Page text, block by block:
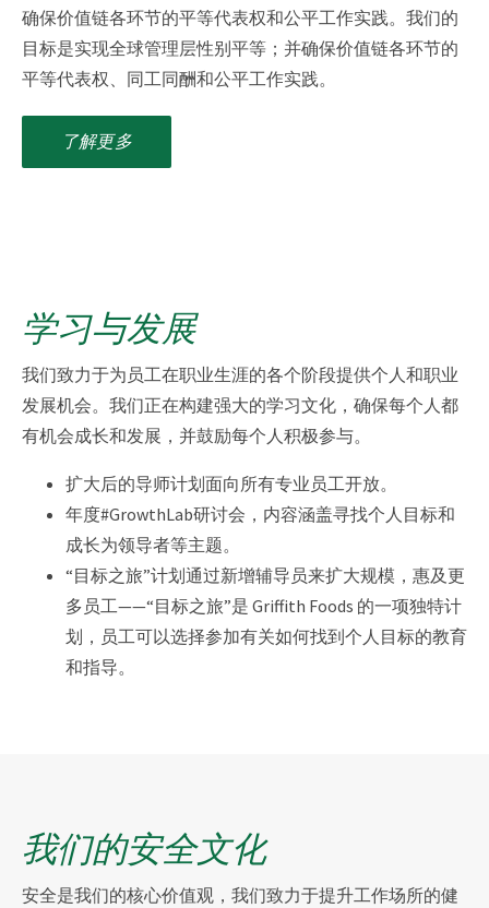
确保价值链各环节的平等代表权和公平工作实践。我们的
目标是实现全球管理层性别平等；并确保价值链各环节的
平等代表权、同工同酬和公平工作实践。
了解更多
学习与发展
我们致力于为员工在职业生涯的各个阶段提供个人和职业
发展机会。我们正在构建强大的学习文化，确保每个人都
有机会成长和发展，并鼓励每个人积极参与。
扩大后的导师计划面向所有专业员工开放。
年度#GrowthLab研讨会，内容涵盖寻找个人目标和
成长为领导者等主题。
“目标之旅”计划通过新增辅导员来扩大规模，惠及更
多员工——“目标之旅”是 Griffith Foods 的一项独特计
划，员工可以选择参加有关如何找到个人目标的教育
和指导。
我们的安全文化
安全是我们的核心价值观，我们致力于提升工作场所的健